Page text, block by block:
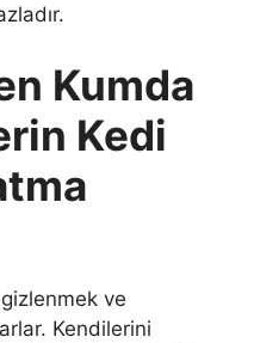
Kumda
Kedi
ve
Kendilerini